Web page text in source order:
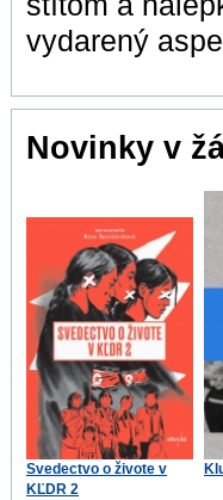
vydarený
Novinky v
Svedectvo o živote v
KĽDR 2